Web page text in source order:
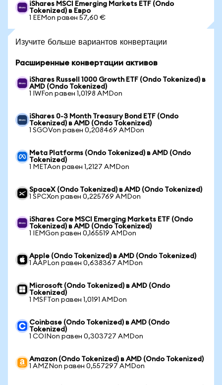
iShares MSCI Emerging Markets ETF (Ondo
Tokenized) в Евро
1 EEMon равен 57,60 €
Изучите больше вариантов конвертации
Расширенные конвертации активов
iShares Russell 1000 Growth ETF (Ondo Tokenized) в
AMD (Ondo Tokenized)
1 IWFon равен 1,0198 AMDon
iShares 0-3 Month Treasury Bond ETF (Ondo
Tokenized) в AMD (Ondo Tokenized)
1 SGOVon равен 0,208469 AMDon
Meta Platforms (Ondo Tokenized) в AMD (Ondo
Tokenized)
1 METAon равен 1,2127 AMDon
SpaceX (Ondo Tokenized) в AMD (Ondo Tokenized)
1 SPCXon равен 0,225769 AMDon
iShares Core MSCI Emerging Markets ETF (Ondo
Tokenized) в AMD (Ondo Tokenized)
1 IEMGon равен 0,165519 AMDon
Apple (Ondo Tokenized) в AMD (Ondo Tokenized)
1 AAPLon равен 0,638367 AMDon
Microsoft (Ondo Tokenized) в AMD (Ondo
Tokenized)
1 MSFTon равен 1,0191 AMDon
Coinbase (Ondo Tokenized) в AMD (Ondo
Tokenized)
1 COINon равен 0,303727 AMDon
Amazon (Ondo Tokenized) в AMD (Ondo Tokenized)
1 AMZNon равен 0,557297 AMDon